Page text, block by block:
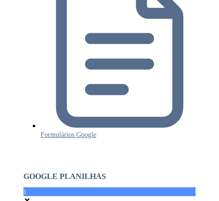
Formulários Google
GOOGLE PLANILHAS
1